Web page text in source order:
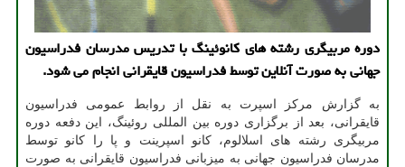
دوره مربیگری رشته های کانوئینگ با تدریس مدرسان فدراسیون
جهانی به صورت آنلاین توسط فدراسیون قایقرانی انجام می شود.
به گزارش مرکز اسپرت به نقل از روابط عمومی فدراسیون
قایقرانی، بعد از برگزاری دوره بین المللی روئینگ، این دفعه دوره
مربیگری رشته های اسلالوم، کانو اسپرینت و پا را کانو توسط
مدرسان فدراسیون جهانی به میزبانی فدراسیون قایقرانی به صورت